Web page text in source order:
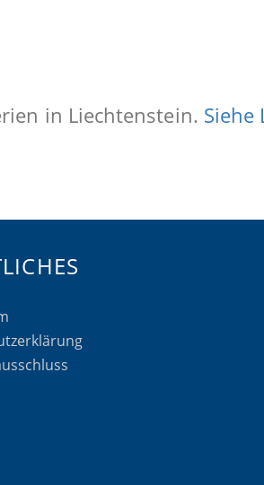
in Liechtenstein. Siehe